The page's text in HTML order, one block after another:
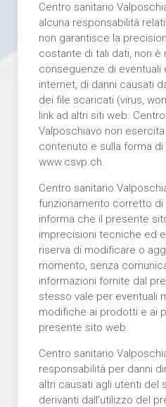
Centro sanitario
alcuna responsabilità
non garantisce la
costante di tali dati, non è
conseguenze di eventuali
internet, di danni causati
dei file scaricati (virus,
link ad altri siti web.
Valposchiavo non
contenuto e sulla forma
www.csvp.ch.
Centro sanitario
funzionamento corretto di
informa che il presente
imprecisioni tecniche ed
riserva di modificare o
momento, senza
informazioni fornite dal
stesso vale per eventuali
modifiche ai prodotti e ai
presente sito web.
Centro sanitario
responsabilità per danni
altri causati agli utenti del
derivanti dall'utilizzo del